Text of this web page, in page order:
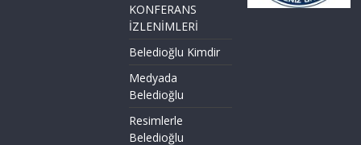
KONFERANS
İZLENİMLERİ
Beledioğlu Kimdir
Medyada
Beledioğlu
Resimlerle
Beledioğlu